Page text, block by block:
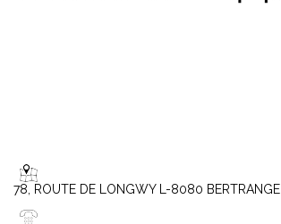
78, ROUTE DE LONGWY L-8080 BERTRANGE